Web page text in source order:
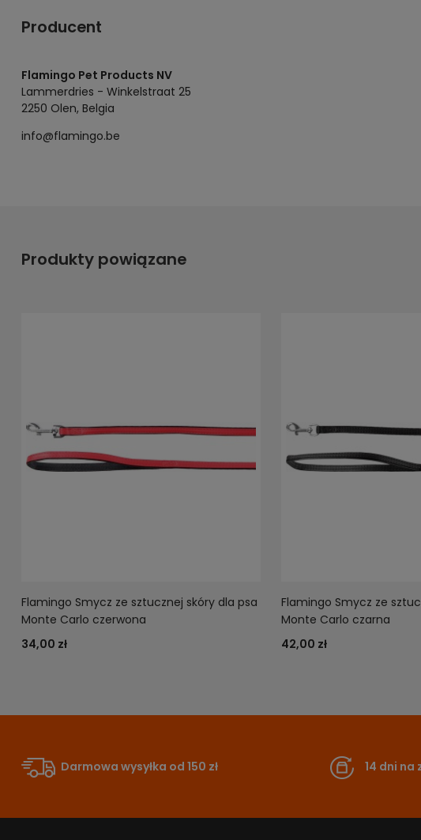
Producent
Flamingo Pet Products NV
Lammerdries - Winkelstraat 25
2250 Olen, Belgia
info@flamingo.be
Produkty powiązane
Flamingo Smycz ze sztucznej skóry dla psa
Monte Carlo czerwona
34,00 zł
Flamingo Smycz ze
Monte Carlo czarna
42,00 zł
Darmowa wysyłka od 150 zł 14 dni na